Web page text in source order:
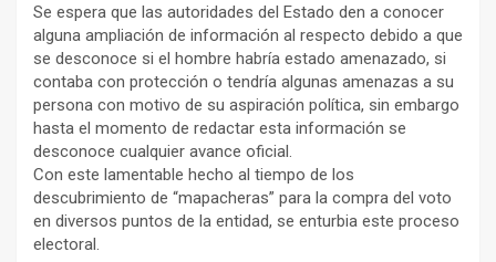
Se espera que las autoridades del Estado den a conocer
alguna ampliación de información al respecto debido a que
se desconoce si el hombre habría estado amenazado, si
contaba con protección o tendría algunas amenazas a su
persona con motivo de su aspiración política, sin embargo
hasta el momento de redactar esta información se
desconoce cualquier avance oficial.
Con este lamentable hecho al tiempo de los
descubrimiento de “mapacheras” para la compra del voto
en diversos puntos de la entidad, se enturbia este proceso
electoral.